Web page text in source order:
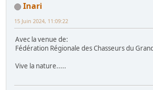
Inari
15 Juin 2024, 11:09:22
Avec la venue de:
Fédération Régionale des Chasseurs du
Vive la nature.....